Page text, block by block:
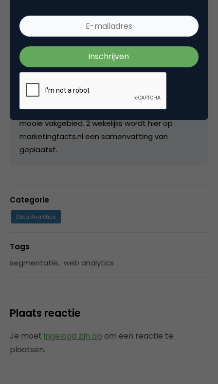
Redactie Webanalisten
Redactie bijWebanalisten.nl
Webanalisten.nl is sinds 2008 aanwezig op
internet als platform voor online analyse en
optimalisatie. Meer dan 40 gastauteurs schrijven
wekelijks over hun praktijkervaringen met ons
mooie vakgebied. 2 wekelijks wordt hier op
marketingfacts.nl een samenvatting van
geplaatst.
Categorie
Data Analytics
Tags
segmentatie, web analytics
Plaats reactie
Je moet ingelogd zijn op om een reactie te
plaatsen.